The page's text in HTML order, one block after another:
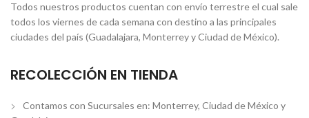
Todos nuestros productos cuentan con envío terrestre el cual sale
todos los viernes de cada semana con destino a las principales
ciudades del país (Guadalajara, Monterrey y Ciudad de México).
RECOLECCIÓN EN TIENDA
Contamos con Sucursales en: Monterrey, Ciudad de México y